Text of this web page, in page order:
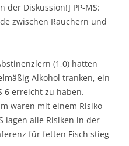
der Diskussion!] PP-MS:
zwischen Rauchern und
(1,0) hatten
Alkohol tranken, ein
6 erreicht zu haben.
waren mit einem Risiko
lagen alle Risiken in der
für fetten Fisch stieg